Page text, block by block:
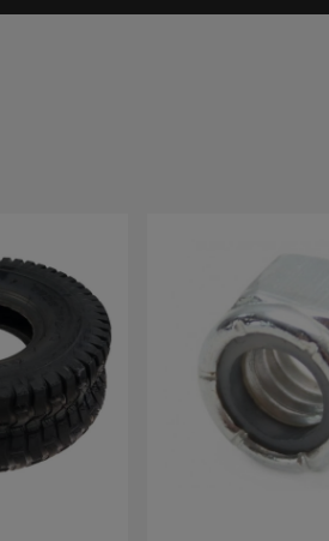
og reservedelsliste til
(HAU18H48H)
og reservedelsliste til
(HAU18H48J)
og reservedelsliste
(HAU18H48K)
reservedelstegning og